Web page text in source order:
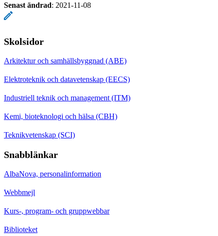
Senast ändrad: 2021-11-08
Skolsidor
Arkitektur och samhällsbyggnad (ABE)
Elektroteknik och datavetenskap (EECS)
Industriell teknik och management (ITM)
Kemi, bioteknologi och hälsa (CBH)
Teknikvetenskap (SCI)
Snabblänkar
AlbaNova, personalinformation
Webbmejl
Kurs-, program- och gruppwebbar
Biblioteket